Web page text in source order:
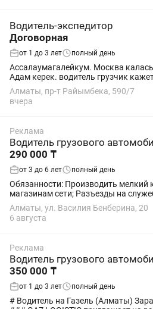
Водитель-экспедитор
Договорная
от 1 до 3 лет полный день
Ассалаумагалейкум. Москва
Адам керек. водитель грузчик
жаткызамыз. Жататын Жер акулы.
жумыс истегенге байланысты.
Алматы, пр-т Райымбека, 590/7
вчера
Реклама
Водитель грузового
290 000 ₸
от 3 до 6 лет полный день
Обязанности: Производить мелкий косметический ремонт по
магазинам сети; Разъезды на
магазинам на ежедневной основе и
среднегабаритного...
Алматы, ул. Василия Бенберина, 20
6 августа
Реклама
Водитель грузового
350 000 ₸
от 1 до 3 лет полный день
# Водитель на Газель (Алматы) Заработная плата: 350 000 тг